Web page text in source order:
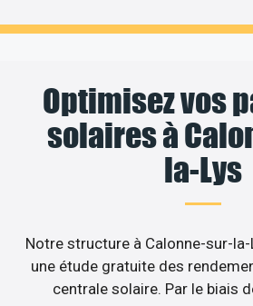
Optimisez vos
solaires à
la-Lys
Notre structure à Calonne-sur-
une étude gratuite des
centrale solaire. Par le biais